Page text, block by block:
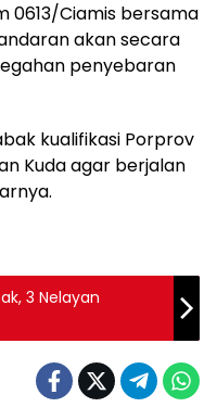
0613/Ciamis bersama
akan secara
penyebaran
kualifikasi Porprov
Kuda agar berjalan
3 Nelayan